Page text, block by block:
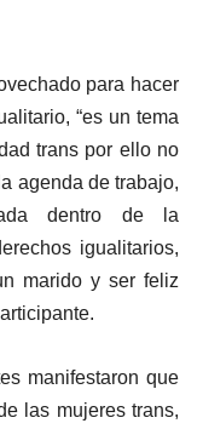
para hacer
“es un tema
trans por ello no
agenda de trabajo,
dentro de la
igualitarios,
marido y ser feliz
manifestaron que
las mujeres trans,